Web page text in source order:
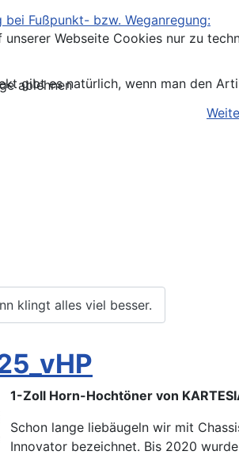
Fußpunkt- bzw. Weganregung:
gibt es natürlich, wenn man den
klingt alles viel besser.
1-Zoll Horn-Hochtöner von
Schon lange liebäugeln wir mit
Innovator bezeichnet. Bis 2020
Webseite Cookies nur zu
ablehnen